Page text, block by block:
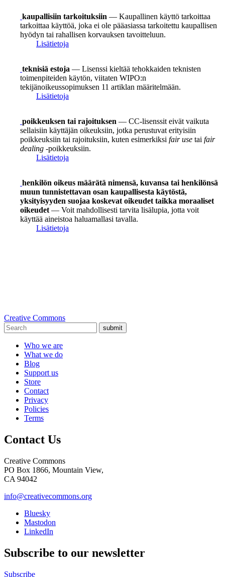
kaupallisiin tarkoituksiin — Kaupallinen käyttö tarkoittaa
tarkoittaa käyttöä, joka ei ole pääasiassa tarkoitettu kaupallisen
hyödyn tai rahallisen korvauksen tavoitteluun.
Lisätietoja
teknisiä estoja — Lisenssi kieltää tehokkaiden teknisten
toimenpiteiden käytön, viitaten WIPO:n
tekijänoikeussopimuksen 11 artiklan määritelmään.
Lisätietoja
poikkeuksen tai rajoituksen — CC-lisenssit eivät vaikuta
sellaisiin käyttäjän oikeuksiin, jotka perustuvat erityisiin
poikkeuksiin tai rajoituksiin, kuten esimerkiksi fair use tai fair
dealing -poikkeuksiin.
Lisätietoja
henkilön oikeus määrätä nimensä, kuvansa tai henkilönsä
muun tunnistettavan osan kaupallisesta käytöstä,
yksityisyyden suojaa koskevat oikeudet taikka moraaliset
oikeudet — Voit mahdollisesti tarvita lisälupia, jotta voit
käyttää aineistoa haluamallasi tavalla.
Lisätietoja
Creative Commons
submit
Who we are
What we do
Blog
Support us
Store
Contact
Privacy
Policies
Terms
Contact Us
Creative Commons
PO Box 1866, Mountain View,
CA 94042
info@creativecommons.org
Bluesky
Mastodon
LinkedIn
Subscribe to our newsletter
Subscribe